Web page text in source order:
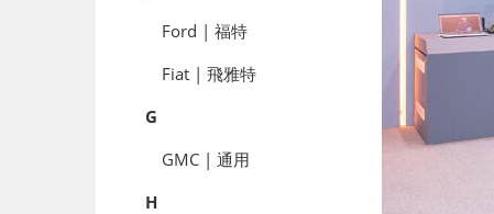
Ford | 福特
Fiat | 飛雅特
G
GMC | 通用
H